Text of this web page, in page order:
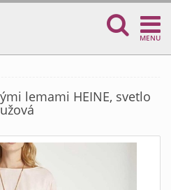
MENU
lemami HEINE, svetlo